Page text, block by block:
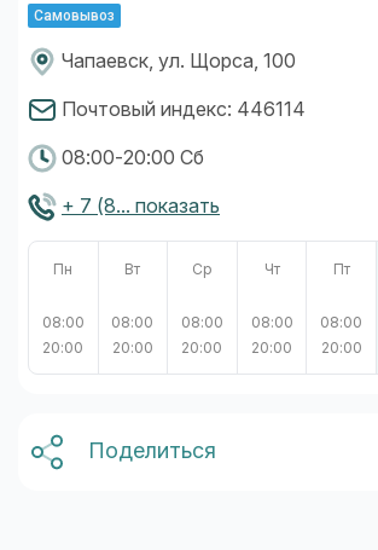
Самовывоз
Чапаевск, ул. Щорса, 100
Почтовый индекс: 446114
08:00-20:00 Сб
+ 7 (8... показать
Пн
08:00
20:00
Вт
08:00
20:00
Ср
08:00
20:00
Чт
08:00
20:00
Пт
08:00
20:00
Поделиться